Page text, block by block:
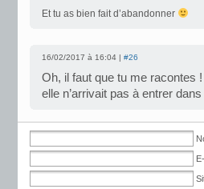
Et tu as bien fait d’abandonner
16/02/2017 à 16:04 | #26
Oh, il faut que tu me racontes
elle n’arrivait pas à entrer dans